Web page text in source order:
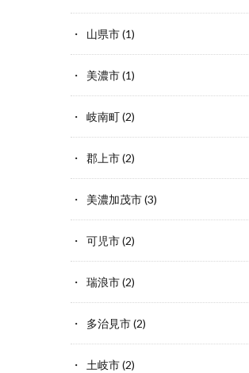
山県市(1)
美濃市(1)
岐南町(2)
郡上市(2)
美濃加茂市(3)
可児市(2)
瑞浪市(2)
多治見市(2)
土岐市(2)